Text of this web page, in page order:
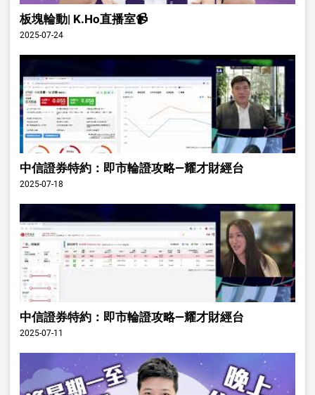
板塊輪動| K.Ho直播室📹
2025-07-24
中信證券特約：即市輪證攻略—耀才財經台
2025-07-18
中信證券特約：即市輪證攻略—耀才財經台
2025-07-11